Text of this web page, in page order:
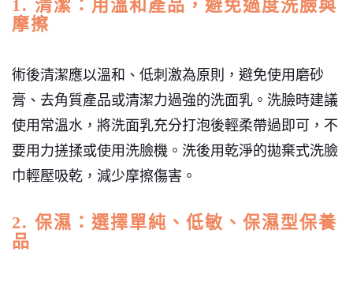
1. 清潔：用溫和產品，避免過度洗臉與
摩擦
術後清潔應以溫和、低刺激為原則，避免使用磨砂
膏、去角質產品或清潔力過強的洗面乳。洗臉時建議
使用常溫水，將洗面乳充分打泡後輕柔帶過即可，不
要用力搓揉或使用洗臉機。洗後用乾淨的拋棄式洗臉
巾輕壓吸乾，減少摩擦傷害。
2. 保濕：選擇單純、低敏、保濕型保養
品